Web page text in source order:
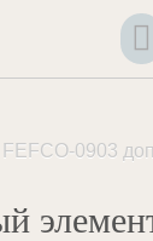
0903